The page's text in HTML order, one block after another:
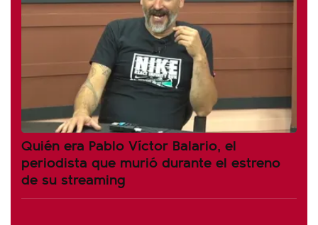
Quién era Pablo Víctor Balario, el
periodista que murió durante el estreno
de su streaming